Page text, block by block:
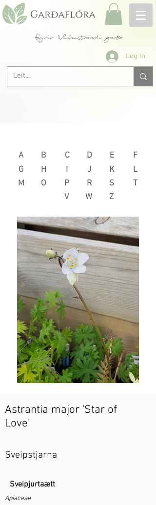
fyrir blómstrandi garða
Log In
A
G
M
B
H
O
C D
E
I
J
K
P
R
S
V
W Z
F
L
T
Astrantia major 'Star of
Love'
Sveipstjarna
Sveipjurtaætt
Apiaceae